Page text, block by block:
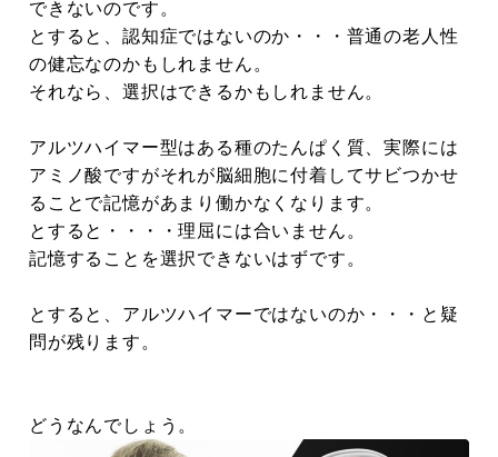
できないのです。
とすると、認知症ではないのか・・・普通の老人性
の健忘なのかもしれません。
それなら、選択はできるかもしれません。
アルツハイマー型はある種のたんぱく質、実際には
アミノ酸ですがそれが脳細胞に付着してサビつかせ
ることで記憶があまり働かなくなります。
とすると・・・・理屈には合いません。
記憶することを選択できないはずです。
とすると、アルツハイマーではないのか・・・と疑
問が残ります。
どうなんでしょう。